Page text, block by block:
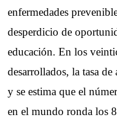
enfermedades
desperdicio de
educación. En los
desarrollados, la tasa
y se estima que el
en el mundo ronda los